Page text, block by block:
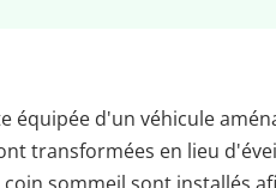
équipée d'un véhicule
transformées en lieu